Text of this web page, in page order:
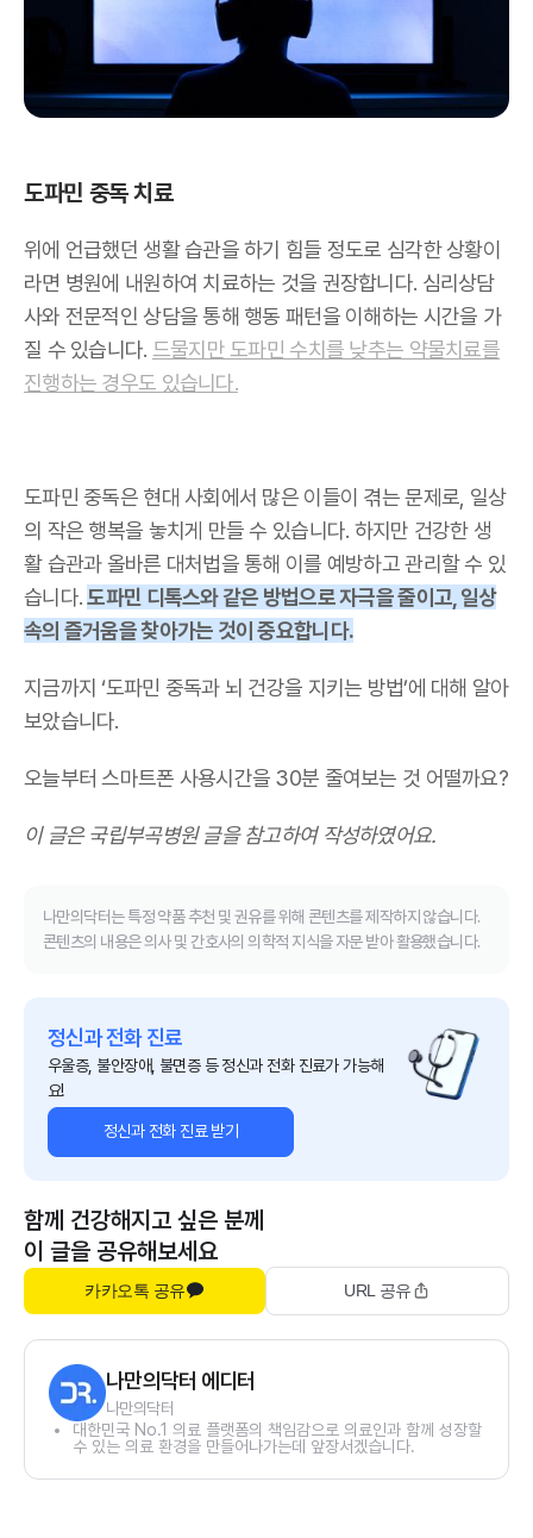
도파민 중독 치료
위에 언급했던 생활 습관을 하기 힘들 정도로 심각한 상황이
라면 병원에 내원하여 치료하는 것을 권장합니다. 심리상담
사와 전문적인 상담을 통해 행동 패턴을 이해하는 시간을 가
질 수 있습니다. 드물지만 도파민 수치를 낮추는 약물치료를
진행하는 경우도 있습니다.
도파민 중독은 현대 사회에서 많은 이들이 겪는 문제로, 일상
의 작은 행복을 놓치게 만들 수 있습니다. 하지만 건강한 생
활 습관과 올바른 대처법을 통해 이를 예방하고 관리할 수 있
습니다.도파민 디톡스와 같은 방법으로 자극을 줄이고, 일상
속의 즐거움을 찾아가는 것이 중요합니다.
지금까지 ‘도파민 중독과 뇌 건강을 지키는 방법’에 대해 알아
보았습니다.
오늘부터 스마트폰 사용시간을 30분 줄여보는 것 어떨까요?
이 글은 국립부곡병원 글을 참고하여 작성하였어요.
나만의닥터는 특정 약품 추천 및 권유를 위해 콘텐츠를 제작하지 않습니다.
콘텐츠의 내용은 의사 및 간호사의 의학적 지식을 자문 받아 활용했습니다.
정신과 전화 진료
우울증, 불안장애, 불면증 등 정신과 전화 진료가 가능해
요!
정신과 전화 진료 받기
함께 건강해지고 싶은 분께
이 글을 공유해보세요
카카오톡 공유 URL 공유
나만의닥터 에디터
나만의닥터
대한민국 No.1 의료 플랫폼의 책임감으로 의료인과 함께 성장할
수 있는 의료 환경을 만들어나가는데 앞장서겠습니다.